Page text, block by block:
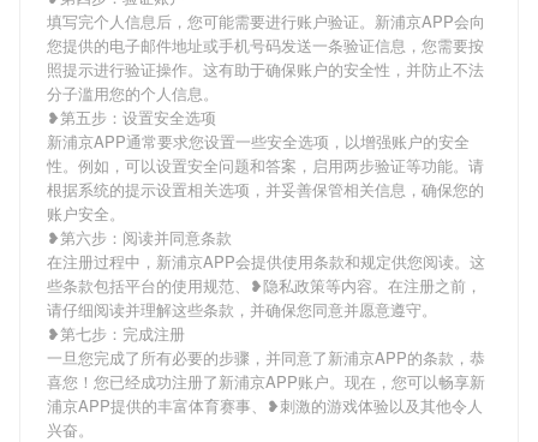
填写完个人信息后，您可能需要进行账户验证。新浦京APP会向
您提供的电子邮件地址或手机号码发送一条验证信息，您需要按
照提示进行验证操作。这有助于确保账户的安全性，并防止不法
分子滥用您的个人信息。
❥第五步：设置安全选项
新浦京APP通常要求您设置一些安全选项，以增强账户的安全
性。例如，可以设置安全问题和答案，启用两步验证等功能。请
根据系统的提示设置相关选项，并妥善保管相关信息，确保您的
账户安全。
❥第六步：阅读并同意条款
在注册过程中，新浦京APP会提供使用条款和规定供您阅读。这
些条款包括平台的使用规范、❥隐私政策等内容。在注册之前，
请仔细阅读并理解这些条款，并确保您同意并愿意遵守。
❥第七步：完成注册
一旦您完成了所有必要的步骤，并同意了新浦京APP的条款，恭
喜您！您已经成功注册了新浦京APP账户。现在，您可以畅享新
浦京APP提供的丰富体育赛事、❥刺激的游戏体验以及其他令人
兴奋。